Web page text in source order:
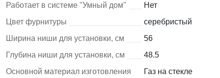
Работает в системе "Умный дом"
Нет
Цвет фурнитуры
серебристый
Ширина ниши для установки, см
56
Глубина ниши для установки, см
48.5
Основной материал изготовления
Газ на стекле